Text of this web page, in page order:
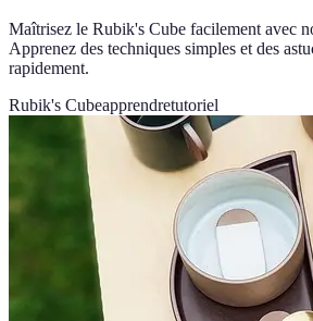
Maîtrisez le Rubik's Cube facilement avec
Apprenez des techniques simples et des
rapidement.
Rubik's Cubeapprendretutoriel